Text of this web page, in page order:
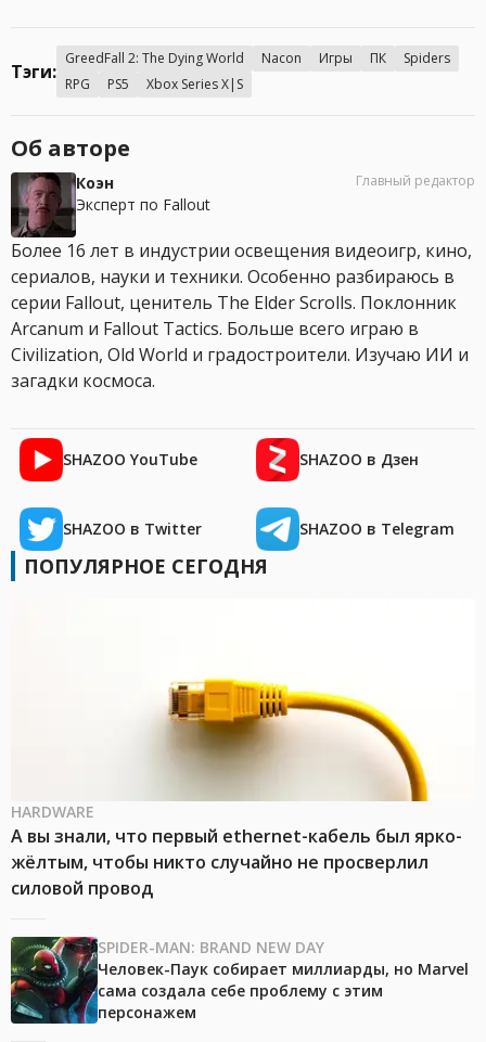
Тэги:
GreedFall 2: The Dying World Nacon Игры ПК
Spiders
RPG
PS5 Xbox Series X|S
Об авторе
Коэн
Эксперт по Fallout
Главный редактор
Более 16 лет в индустрии освещения видеоигр, кино,
сериалов, науки и техники. Особенно разбираюсь в
серии Fallout, ценитель The Elder Scrolls. Поклонник
Arcanum и Fallout Tactics. Больше всего играю в
Civilization, Old World и градостроители. Изучаю ИИ и
загадки космоса.
SHAZOO YouTube SHAZOO в Дзен
SHAZOO в Twitter SHAZOO в Telegram
ПОПУЛЯРНОЕ СЕГОДНЯ
HARDWARE
А вы знали, что первый ethernet-кабель был ярко-
жёлтым, чтобы никто случайно не просверлил
силовой провод
SPIDER-MAN: BRAND NEW DAY
Человек-Паук собирает миллиарды, но Marvel
сама создала себе проблему с этим
персонажем